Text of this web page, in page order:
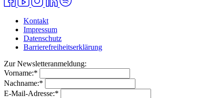
Kontakt
Impressum
Datenschutz
Barrierefreiheitserklärung
Zur Newsletteranmeldung:
Vorname:*
Nachname:*
E-Mail-Adresse:*